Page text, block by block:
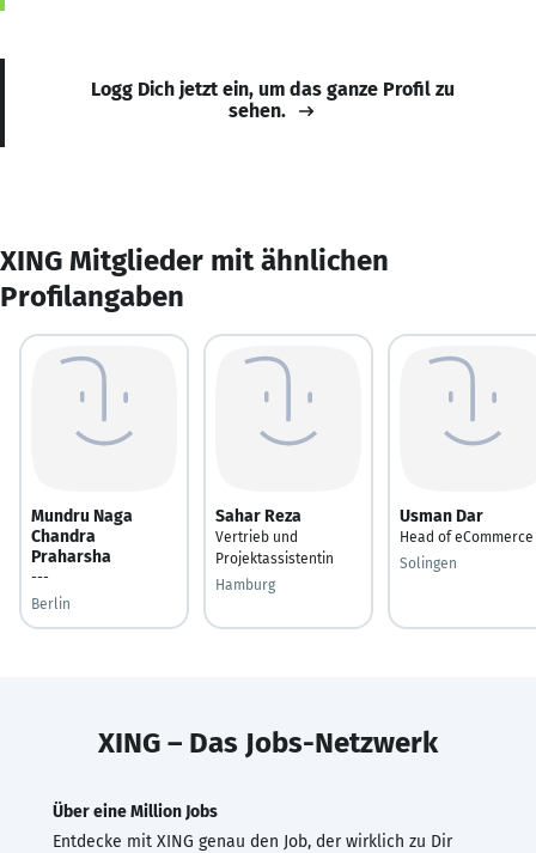
Logg Dich jetzt ein, um das ganze Profil zu
sehen.
XING Mitglieder mit ähnlichen
Profilangaben
Mundru Naga
Chandra
Praharsha
---
Berlin
Sahar Reza
Vertrieb und
Projektassistentin
Hamburg
Usman Dar
Head of eCommerce
Solingen
XING – Das Jobs-Netzwerk
Über eine Million Jobs
Entdecke mit XING genau den Job, der wirklich zu Dir